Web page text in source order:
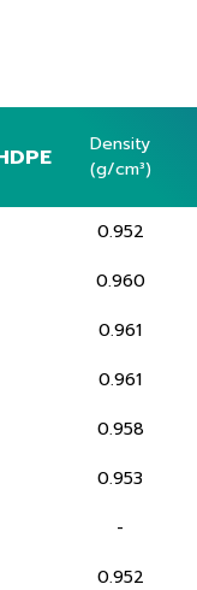
Density
(g/cm³)
0.952
0.960
0.961
0.961
0.958
0.953
-
0.952
Density
(g/cm³)